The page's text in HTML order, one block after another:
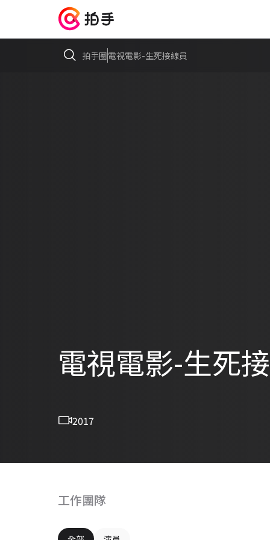
拍手圈電視電影-生死接線員
電視電影-生死
2017
工作團隊